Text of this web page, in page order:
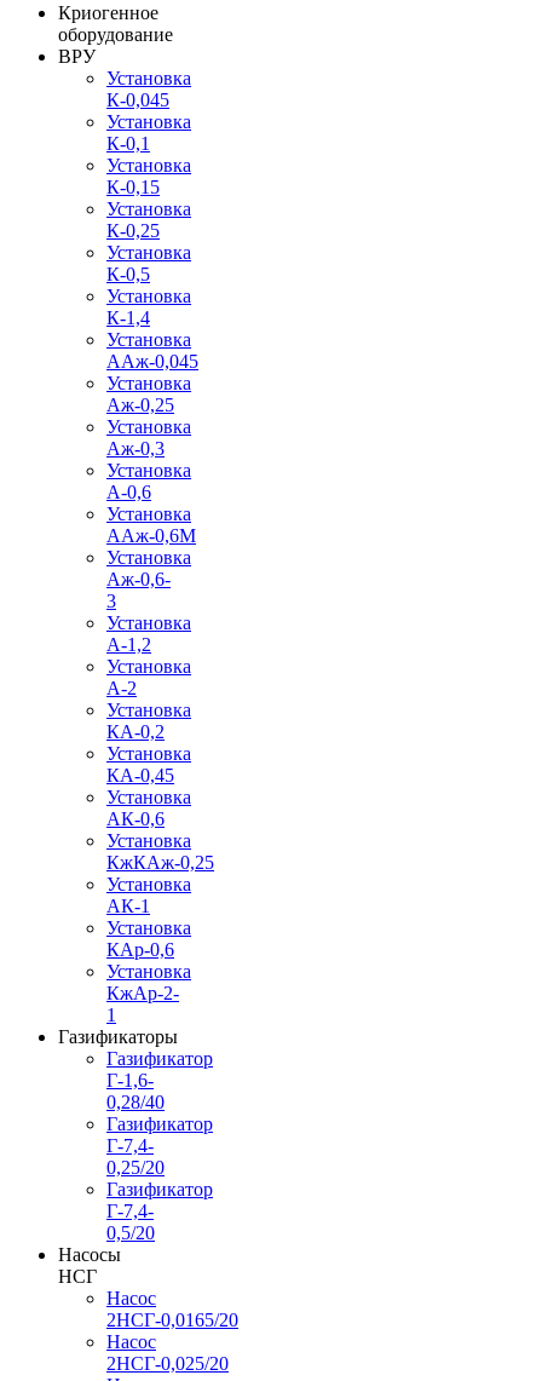
Криогенное
оборудование
ВРУ
Установка
К-0,045
Установка
К-0,1
Установка
К-0,15
Установка
К-0,25
Установка
К-0,5
Установка
К-1,4
Установка
ААж-0,045
Установка
Аж-0,25
Установка
Аж-0,3
Установка
А-0,6
Установка
ААж-0,6М
Установка
Аж-0,6-
3
Установка
А-1,2
Установка
А-2
Установка
КА-0,2
Установка
КА-0,45
Установка
АК-0,6
Установка
КжКАж-0,25
Установка
АК-1
Установка
КАр-0,6
Установка
КжАр-2-
1
Газификаторы
Газификатор
Г-1,6-
0,28/40
Газификатор
Г-7,4-
0,25/20
Газификатор
Г-7,4-
0,5/20
Насосы
НСГ
Насос
2НСГ-0,0165/20
Насос
2НСГ-0,025/20